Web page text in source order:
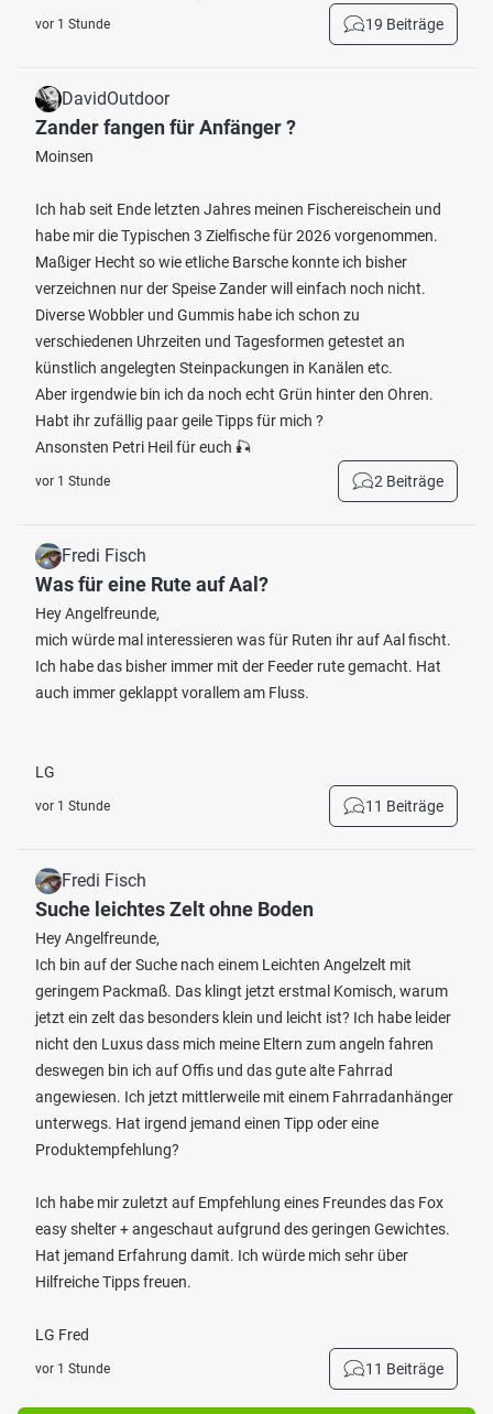
vor 1 Stunde 19 Beiträge
DavidOutdoor
Zander fangen für Anfänger ?
Moinsen
Ich hab seit Ende letzten Jahres meinen Fischereischein und
habe mir die Typischen 3 Zielfische für 2026 vorgenommen.
Maßiger Hecht so wie etliche Barsche konnte ich bisher
verzeichnen nur der Speise Zander will einfach noch nicht.
Diverse Wobbler und Gummis habe ich schon zu
verschiedenen Uhrzeiten und Tagesformen getestet an
künstlich angelegten Steinpackungen in Kanälen etc.
Aber irgendwie bin ich da noch echt Grün hinter den Ohren.
Habt ihr zufällig paar geile Tipps für mich ?
Ansonsten Petri Heil für euch 🎣
vor 1 Stunde 2 Beiträge
Fredi Fisch
Was für eine Rute auf Aal?
Hey Angelfreunde,
mich würde mal interessieren was für Ruten ihr auf Aal fischt.
Ich habe das bisher immer mit der Feeder rute gemacht. Hat
auch immer geklappt vorallem am Fluss.
LG
vor 1 Stunde 11 Beiträge
Fredi Fisch
Suche leichtes Zelt ohne Boden
Hey Angelfreunde,
Ich bin auf der Suche nach einem Leichten Angelzelt mit
geringem Packmaß. Das klingt jetzt erstmal Komisch, warum
jetzt ein zelt das besonders klein und leicht ist? Ich habe leider
nicht den Luxus dass mich meine Eltern zum angeln fahren
deswegen bin ich auf Offis und das gute alte Fahrrad
angewiesen. Ich jetzt mittlerweile mit einem Fahrradanhänger
unterwegs. Hat irgend jemand einen Tipp oder eine
Produktempfehlung?
Ich habe mir zuletzt auf Empfehlung eines Freundes das Fox
easy shelter + angeschaut aufgrund des geringen Gewichtes.
Hat jemand Erfahrung damit. Ich würde mich sehr über
Hilfreiche Tipps freuen.
LG Fred
vor 1 Stunde 11 Beiträge